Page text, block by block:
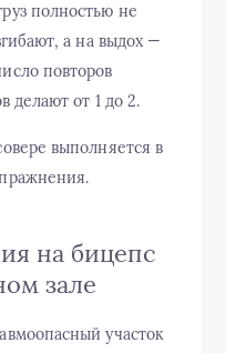
полностью не
а на выдох —
повторов
делают от 1 до 2.
выполняется в
на бицепс
зале
участок